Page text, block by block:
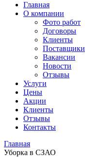
Главная
О компании
Фото работ
Договоры
Клиенты
Поставщики
Вакансии
Новости
Отзывы
Услуги
Цены
Акции
Клиенты
Отзывы
Контакты
Главная
Уборка в СЗАО